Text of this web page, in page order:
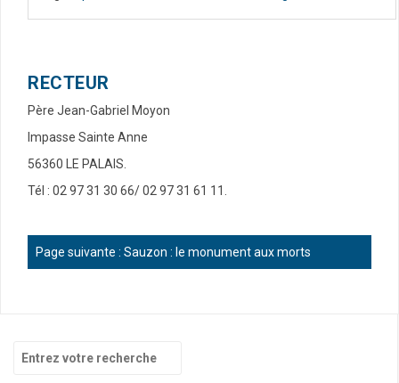
RECTEUR
Père Jean-Gabriel Moyon
Impasse Sainte Anne
56360 LE PALAIS.
Tél : 02 97 31 30 66/ 02 97 31 61 11.
Page suivante : Sauzon : le monument aux morts